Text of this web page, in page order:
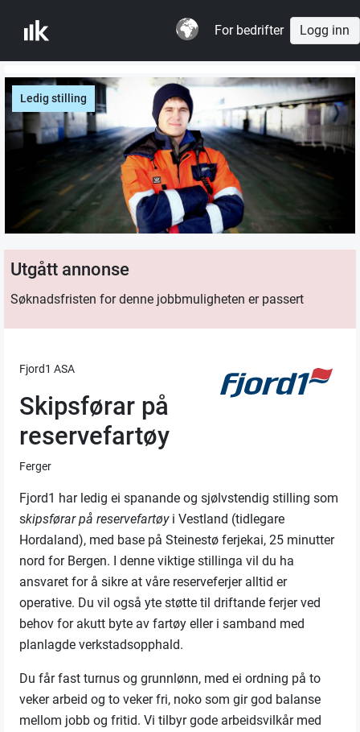
For bedrifter Logg inn
Ledig stilling
Utgått annonse
Søknadsfristen for denne jobbmuligheten er passert
Fjord1 ASA
Skipsførar på
reservefartøy
Ferger
Fjord1 har ledig ei spanande og sjølvstendig stilling som
skipsførar på reservefartøy i Vestland (tidlegare
Hordaland), med base på Steinestø ferjekai, 25 minutter
nord for Bergen. I denne viktige stillinga vil du ha
ansvaret for å sikre at våre reserveferjer alltid er
operative. Du vil også yte støtte til driftande ferjer ved
behov for akutt byte av fartøy eller i samband med
planlagde verkstadsopphald.
Du får fast turnus og grunnlønn, med ei ordning på to
veker arbeid og to veker fri, noko som gir god balanse
mellom jobb og fritid. Vi tilbyr gode arbeidsvilkår med